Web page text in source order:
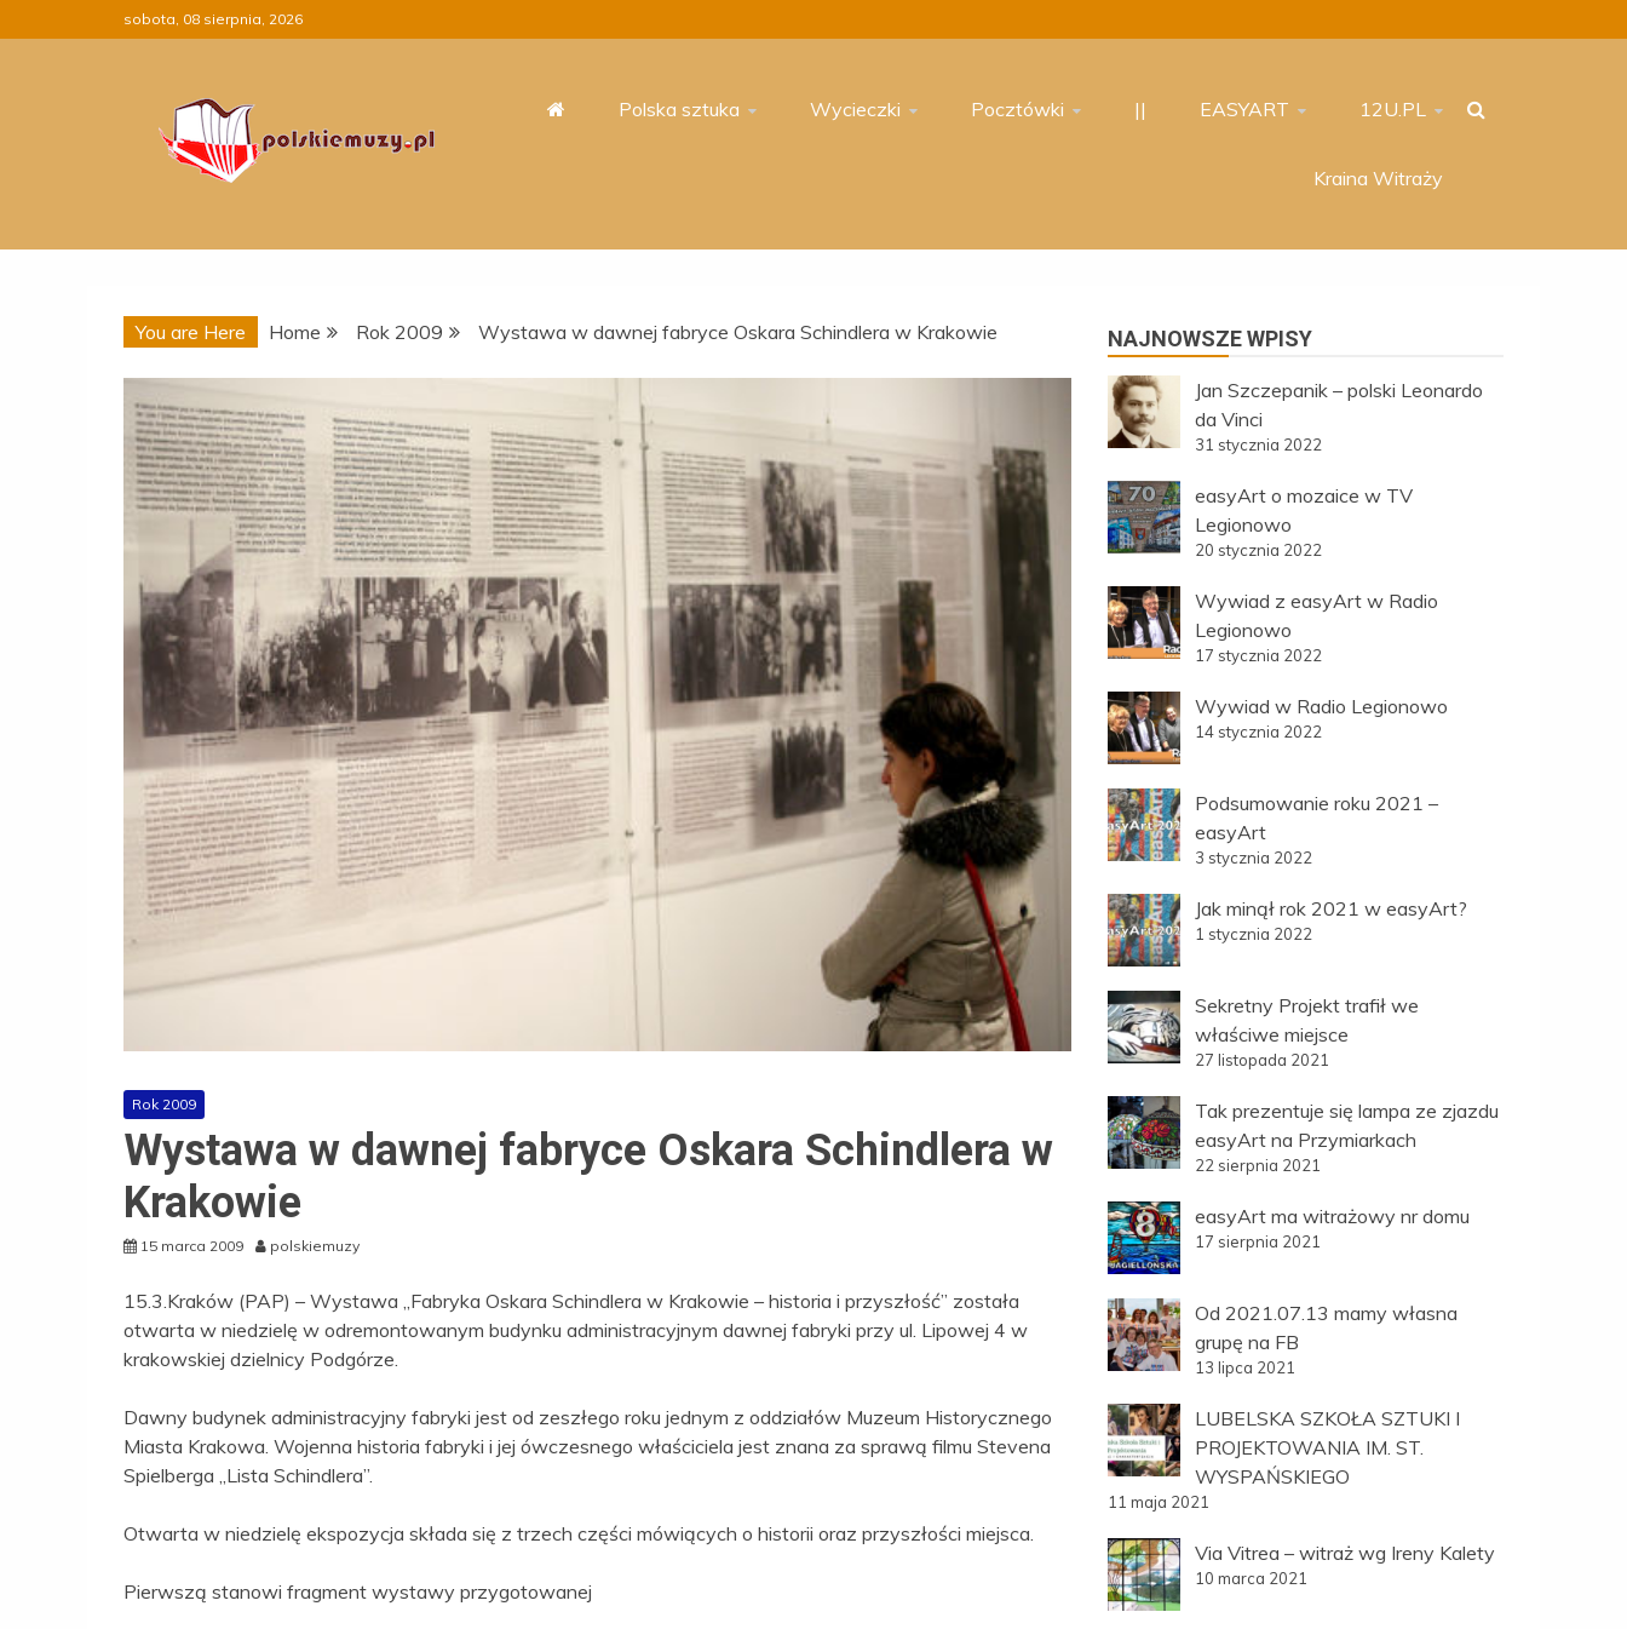
to
sobota, 08 sierpnia, 2026
Polska sztuka Wycieczki Pocztówki || EASYART 12U.PL
Kraina Witraży
You are Here Home Rok 2009 Wystawa w dawnej fabryce Oskara Schindlera w Krakowie
Rok 2009
Wystawa w dawnej fabryce Oskara Schindlera w
Krakowie
15 marca 2009 polskiemuzy
15.3.Kraków (PAP) – Wystawa „Fabryka Oskara Schindlera w Krakowie – historia i przyszłość” została
otwarta w niedzielę w odremontowanym budynku administracyjnym dawnej fabryki przy ul. Lipowej 4 w
krakowskiej dzielnicy Podgórze.
Dawny budynek administracyjny fabryki jest od zeszłego roku jednym z oddziałów Muzeum Historycznego
Miasta Krakowa. Wojenna historia fabryki i jej ówczesnego właściciela jest znana za sprawą filmu Stevena
Spielberga „Lista Schindlera”.
Otwarta w niedzielę ekspozycja składa się z trzech części mówiących o historii oraz przyszłości miejsca.
Pierwszą stanowi fragment wystawy przygotowanej
NAJNOWSZE WPISY
Jan Szczepanik – polski Leonardo
da Vinci
31 stycznia 2022
easyArt o mozaice w TV
Legionowo
20 stycznia 2022
Wywiad z easyArt w Radio
Legionowo
17 stycznia 2022
Wywiad w Radio Legionowo
14 stycznia 2022
Podsumowanie roku 2021 –
easyArt
3 stycznia 2022
Jak minął rok 2021 w easyArt?
1 stycznia 2022
Sekretny Projekt trafił we
właściwe miejsce
27 listopada 2021
Tak prezentuje się lampa ze zjazdu
easyArt na Przymiarkach
22 sierpnia 2021
easyArt ma witrażowy nr domu
17 sierpnia 2021
Od 2021.07.13 mamy własna
grupę na FB
13 lipca 2021
LUBELSKA SZKOŁA SZTUKI I
PROJEKTOWANIA IM. ST.
WYSPAŃSKIEGO
11 maja 2021
Via Vitrea – witraż wg Ireny Kalety
10 marca 2021